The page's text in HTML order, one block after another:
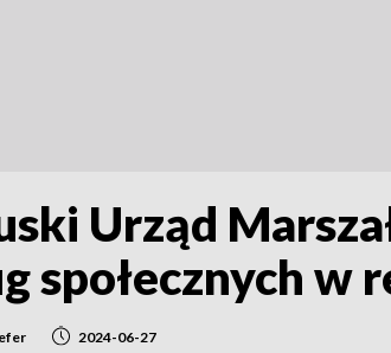
Urząd
społecznych w
2024-06-27